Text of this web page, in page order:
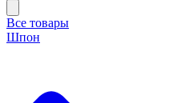
Все товары
Шпон